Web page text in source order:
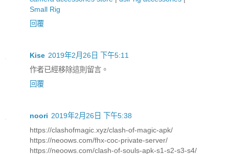
Small Rig
回覆
Kise 2019年2月26日 下午5:11
作者已經移除這則留言。
回覆
noori 2019年2月26日 下午5:38
https://clashofmagic.xyz/clash-of-magic-apk/
https://neoows.com/fhx-coc-private-server/
https://neoows.com/clash-of-souls-apk-s1-s2-s3-s4/